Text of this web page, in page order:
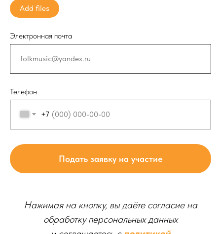
Add files
Электронная почта
Телефон
+7
Подать заявку на участие
Нажимая на кнопку, вы даёте согласие на
обработку персональных данных